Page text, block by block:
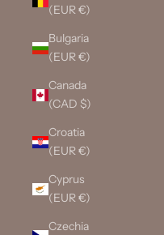
(EUR €)
Bulgaria
(EUR €)
Canada
(CAD $)
Croatia
(EUR €)
Cyprus
(EUR €)
Czechia